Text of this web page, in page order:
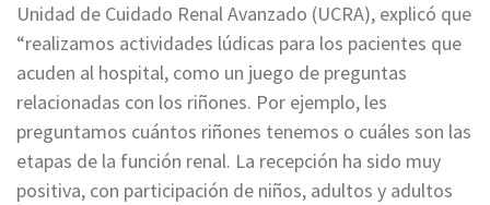
Unidad de Cuidado Renal Avanzado (UCRA), explicó que
“realizamos actividades lúdicas para los pacientes que
acuden al hospital, como un juego de preguntas
relacionadas con los riñones. Por ejemplo, les
preguntamos cuántos riñones tenemos o cuáles son las
etapas de la función renal. La recepción ha sido muy
positiva, con participación de niños, adultos y adultos